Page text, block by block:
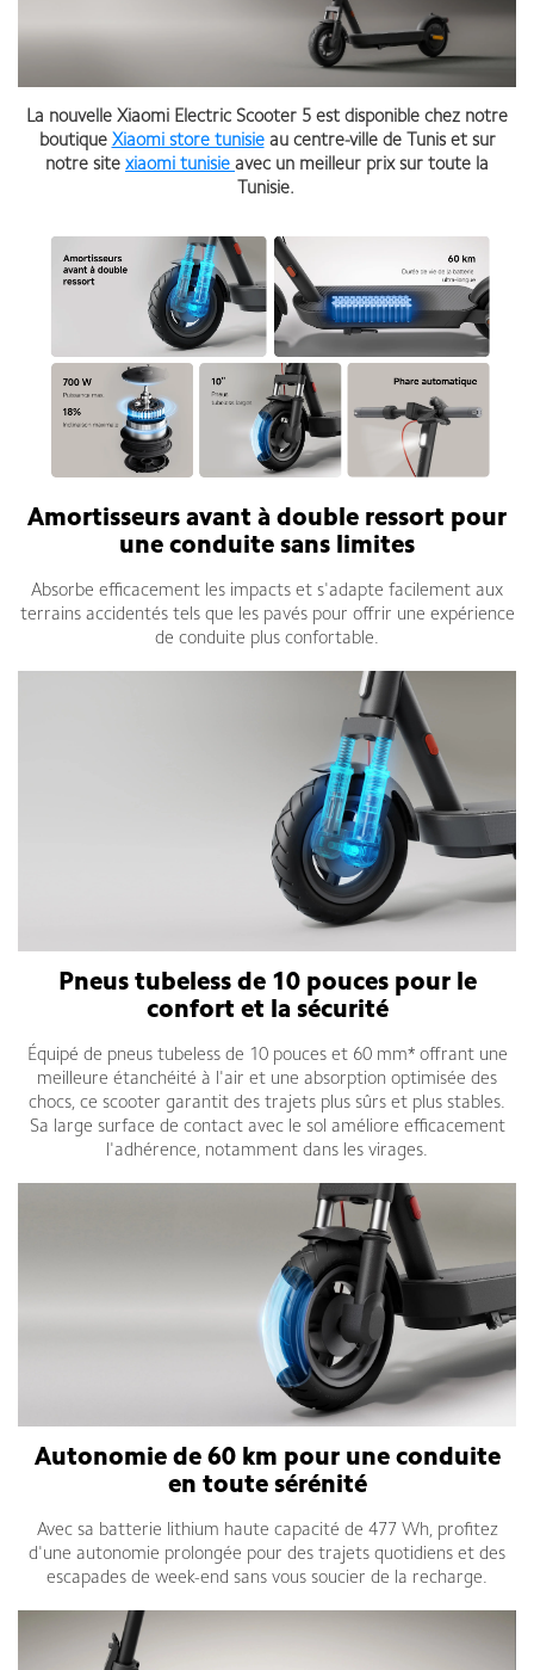
La nouvelle Xiaomi Electric Scooter 5 est disponible chez notre
boutique Xiaomi store tunisieau centre-ville de Tunis et sur
notre site xiaomi tunisie avec un meilleur prix sur toute la
Tunisie.
Amortisseurs avant à double ressort pour
une conduite sans limites
Absorbe efficacement les impacts et s'adapte facilement aux
terrains accidentés tels que les pavés pour offrir une expérience
de conduite plus confortable.
Pneus tubeless de 10 pouces pour le
confort et la sécurité
Équipé de pneus tubeless de 10 pouces et 60 mm* offrant une
meilleure étanchéité à l'air et une absorption optimisée des
chocs, ce scooter garantit des trajets plus sûrs et plus stables.
Sa large surface de contact avec le sol améliore efficacement
l'adhérence, notamment dans les virages.
Autonomie de 60 km pour une conduite
en toute sérénité
Avec sa batterie lithium haute capacité de 477 Wh, profitez
d'une autonomie prolongée pour des trajets quotidiens et des
escapades de week-end sans vous soucier de la recharge.